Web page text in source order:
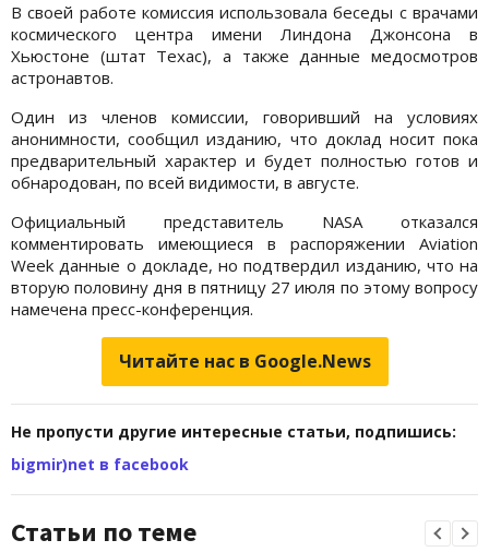
В своей работе комиссия использовала беседы с врачами
космического центра имени Линдона Джонсона в
Хьюстоне (штат Техас), а также данные медосмотров
астронавтов.
Один из членов комиссии, говоривший на условиях
анонимности, сообщил изданию, что доклад носит пока
предварительный характер и будет полностью готов и
обнародован, по всей видимости, в августе.
Официальный представитель NASA отказался
комментировать имеющиеся в распоряжении Aviation
Week данные о докладе, но подтвердил изданию, что на
вторую половину дня в пятницу 27 июля по этому вопросу
намечена пресс-конференция.
Читайте нас в Google.News
Не пропусти другие интересные статьи, подпишись:
bigmir)net в facebook
Статьи по теме